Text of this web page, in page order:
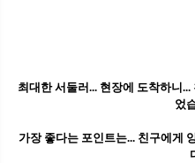
최대한 서둘러... 현장에 도착하니
었
가장 좋다는 포인트는... 친구에게